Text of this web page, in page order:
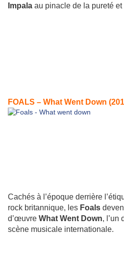
Impala au pinacle de la pureté
FOALS – What Went Down
Cachés à l’époque derrière
rock britannique, les Foals
d’œuvre What Went Down, l’un
scène musicale internationale.